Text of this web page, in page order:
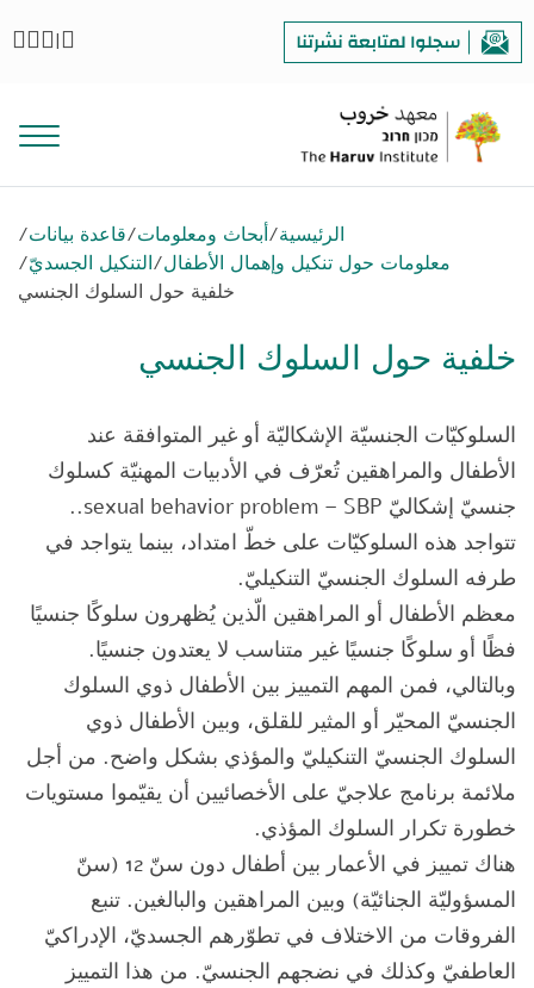
|
الرئيسية/أبحاث ومعلومات/قاعدة بيانات/
معلومات حول تنكيل وإهمال الأطفال/التنكيل الجسديّ/
خلفية حول السلوك الجنسي
خلفية حول السلوك الجنسي
السلوكيّات الجنسيّة الإشكاليّة أو غير المتوافقة عند
الأطفال والمراهقين تُعرّف في الأدبيات المهنيّة كسلوك
جنسيّ إشكاليّ sexual behavior problem – SBP..
تتواجد هذه السلوكيّات على خطّ امتداد، بينما يتواجد في
طرفه السلوك الجنسيّ التنكيليّ.
معظم الأطفال أو المراهقين الّذين يُظهرون سلوكًا جنسيًا
فظًا أو سلوكًا جنسيًا غير متناسب لا يعتدون جنسيًا.
وبالتالي، فمن المهم التمييز بين الأطفال ذوي السلوك
الجنسيّ المحيّر أو المثير للقلق، وبين الأطفال ذوي
السلوك الجنسيّ التنكيليّ والمؤذي بشكل واضح. من أجل
ملائمة برنامج علاجيّ على الأخصائيين أن يقيّموا مستويات
خطورة تكرار السلوك المؤذي.
هناك تمييز في الأعمار بين أطفال دون سنّ 12 (سنّ
المسؤوليّة الجنائيّة) وبين المراهقين والبالغين. تنبع
الفروقات من الاختلاف في تطوّرهم الجسديّ، الإدراكيّ
العاطفيّ وكذلك في نضجهم الجنسيّ. من هذا التمييز